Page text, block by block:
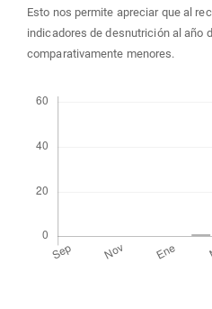
Esto nos permite apreciar que al
indicadores de desnutrición al año
comparativamente menores.